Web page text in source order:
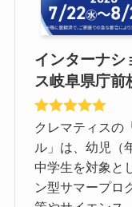
インターナシ
ス岐阜県庁前
クレマティスの
ル」は、幼児（
中学生を対象と
ン型サマープロ